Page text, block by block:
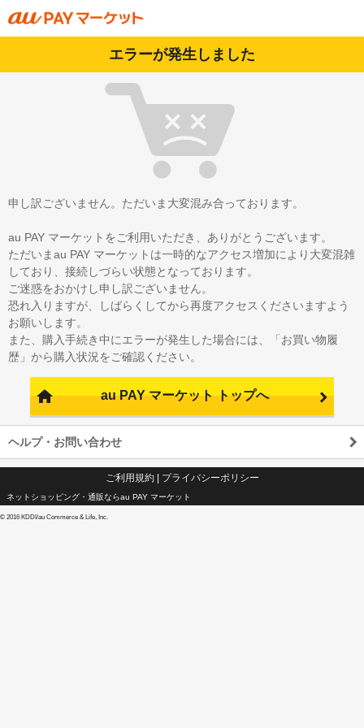
エラーが発生しました
申し訳ございません。ただいま大変混み合っております。
au PAY マーケットをご利用いただき、ありがとうございます。
ただいまau PAY マーケットは一時的なアクセス増加により大変混雑
しており、接続しづらい状態となっております。
ご迷惑をおかけし申し訳ございません。
恐れ入りますが、しばらくしてから再度アクセスくださいますよう
お願いします。
また、購入手続き中にエラーが発生した場合には、「お買い物履
歴」から購入状況をご確認ください。
au PAY マーケット トップへ
ヘルプ・お問い合わせ
ご利用規約| プライバシーポリシー
ネットショッピング・通販ならau PAY マーケット
© 2016 KDDI/au Commerce & Life, Inc.